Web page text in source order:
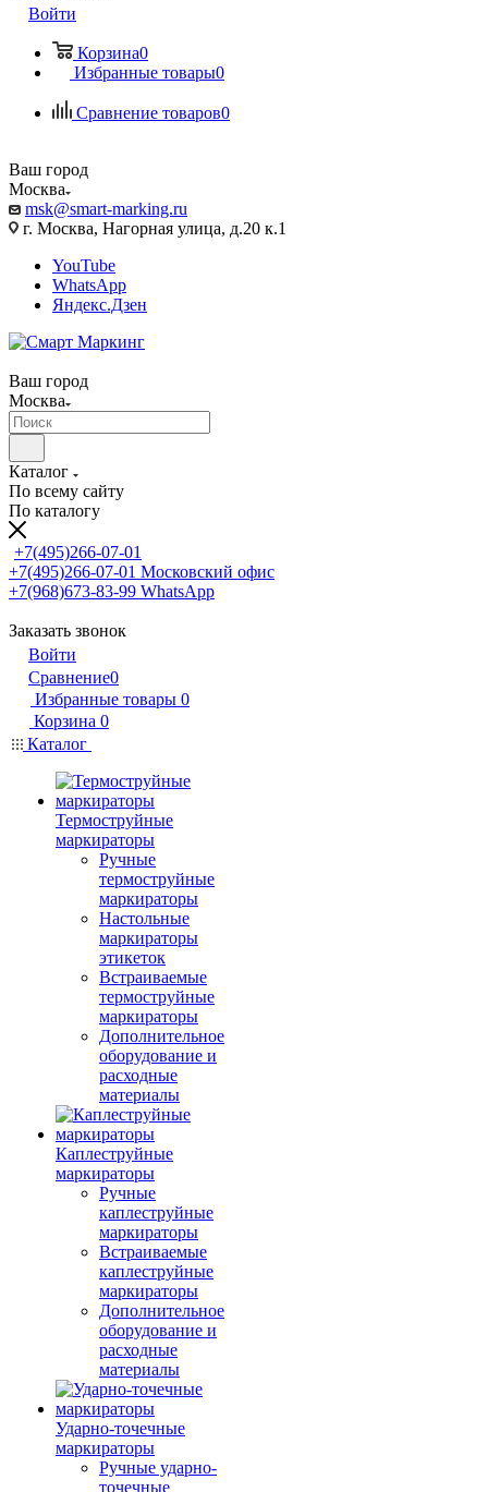
Войти
Корзина0
Избранные товары0
Сравнение товаров0
Ваш город
Москва
msk@smart-marking.ru
г. Москва, Нагорная улица, д.20 к.1
YouTube
WhatsApp
Яндекс.Дзен
Ваш город
Москва
Каталог
По всему сайту
По каталогу
+7(495)266-07-01
+7(495)266-07-01 Московский офис
+7(968)673-83-99 WhatsApp
Заказать звонок
Войти
Сравнение0
Избранные товары 0
Корзина 0
Каталог
Термоструйные
маркираторы
Ручные
термоструйные
маркираторы
Настольные
маркираторы
этикеток
Встраиваемые
термоструйные
маркираторы
Дополнительное
оборудование и
расходные
материалы
Каплеструйные
маркираторы
Ручные
каплеструйные
маркираторы
Встраиваемые
каплеструйные
маркираторы
Дополнительное
оборудование и
расходные
материалы
Ударно-точечные
маркираторы
Ручные ударно-
точечные